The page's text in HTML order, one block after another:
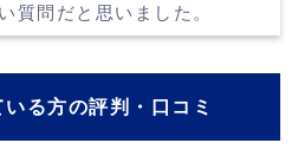
質問だと思いました。
る方の評判・口コミ